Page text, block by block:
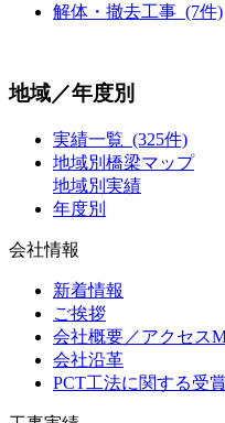
解体・撤去工事 (7件)
地域／年度別
実績一覧 (325件)
地域別橋梁マップ
地域別実績
年度別
会社情報
新着情報
ご挨拶
会社概要／アクセス
会社沿革
PCT工法に関する受